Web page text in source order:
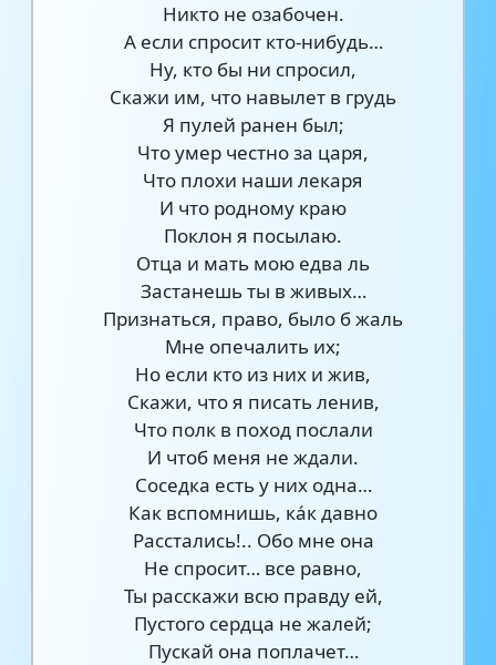
Никто не озабочен.
А если спросит кто-нибудь…
Ну, кто бы ни спросил,
Скажи им, что навылет в грудь
Я пулей ранен был;
Что умер честно за царя,
Что плохи наши лекаря
И что родному краю
Поклон я посылаю.
Отца и мать мою едва ль
Застанешь ты в живых…
Признаться, право, было б жаль
Мне опечалить их;
Но если кто из них и жив,
Скажи, что я писать ленив,
Что полк в поход послали
И чтоб меня не ждали.
Соседка есть у них одна…
Как вспомнишь, ка́к давно
Расстались!.. Обо мне она
Не спросит… все равно,
Ты расскажи всю правду ей,
Пустого сердца не жалей;
Пускай она поплачет…